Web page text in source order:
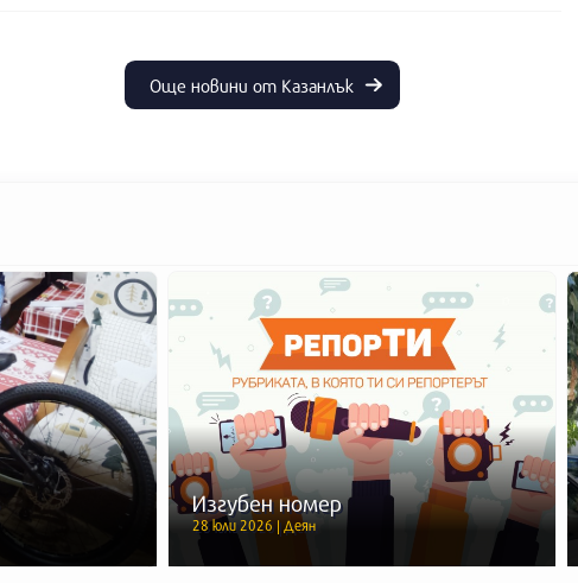
Още новини от Казанлък
Изгубен номер
28 юли 2026 | Деян